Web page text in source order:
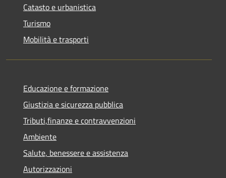
Catasto e urbanistica
Turismo
Mobilità e trasporti
Educazione e formazione
Giustizia e sicurezza pubblica
Tributi,finanze e contravvenzioni
Ambiente
Salute, benessere e assistenza
Autorizzazioni